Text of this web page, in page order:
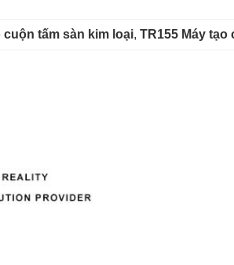
cuộn tấm sàn kim loại, TR155 Máy tạo